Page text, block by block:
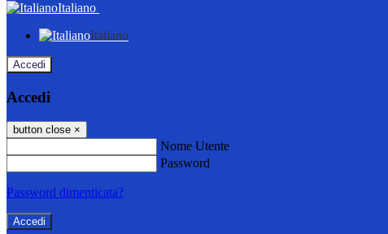
Italiano
Italiano
Accedi
Accedi
button close ×
Nome Utente
Password
Password dimenticata?